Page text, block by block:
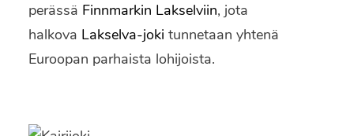
perässä Finnmarkin Lakselviin, jota
halkova Lakselva-joki tunnetaan yhtenä
Euroopan parhaista lohijoista.